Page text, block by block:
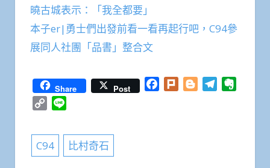
曉古城表示：「我全都要」
本子er|勇士們出發前看一看再起行吧，C94參
展同人社團「品書」整合文
Share Post Facebook
Plurk BloggerTelegram
Copy
C94 比村奇石